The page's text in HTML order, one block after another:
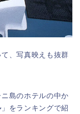
、写真映えも抜群
島のホテルの中か
」をランキングで紹